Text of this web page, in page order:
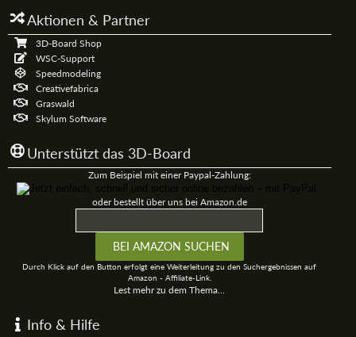
Aktionen & Partner
3D-Board Shop
WSC-Support
Speedmodeling
Creativefabrica
Graswald
Skylum Software
Unterstützt das 3D-Board
Zum Beispiel mit einer Paypal-Zahlung:
oder bestellt über uns bei Amazon.de
Durch Klick auf den Button erfolgt eine Weiterleitung zu den Suchergebnissen auf
Amazon - Affiliate-Link.
Lest mehr zu dem Thema...
Info & Hilfe